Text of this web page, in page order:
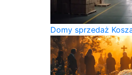
Domy sprzedaż